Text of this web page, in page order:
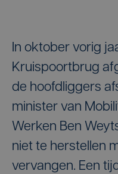
In oktober vorig
Kruispoortbrug
de hoofdliggers
minister van
Werken Ben
niet te herstellen
vervangen. Een